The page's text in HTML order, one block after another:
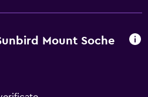
Mount Soche